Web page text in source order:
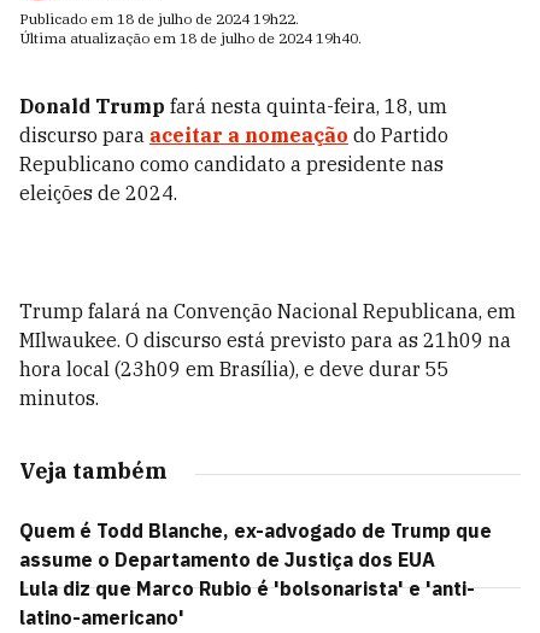
Publicado em 18 de julho de 2024 19h22.
Última atualização em 18 de julho de 2024 19h40.
Donald Trump fará nesta quinta-feira, 18, um
discurso para aceitar a nomeação do Partido
Republicano como candidato a presidente nas
eleições de 2024.
Trump falará na Convenção Nacional Republicana, em
MIlwaukee. O discurso está previsto para as 21h09 na
hora local (23h09 em Brasília), e deve durar 55
minutos.
Veja também
Quem é Todd Blanche, ex-advogado de Trump que
assume o Departamento de Justiça dos EUA
Lula diz que Marco Rubio é 'bolsonarista' e 'anti-
latino-americano'